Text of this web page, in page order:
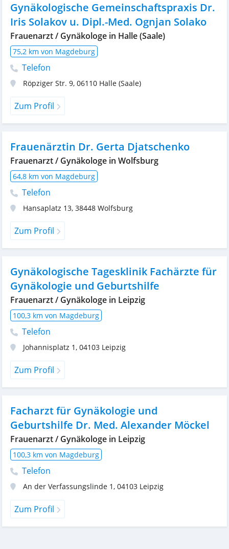
Gynäkologische Gemeinschaftspraxis Dr.
Iris Solakov u. Dipl.-Med. Ognjan Solako
Frauenarzt / Gynäkologe in Halle (Saale)
75,2 km von Magdeburg
Telefon
Röpziger Str. 9, 06110 Halle (Saale)
Zum Profil
Frauenärztin Dr. Gerta Djatschenko
Frauenarzt / Gynäkologe in Wolfsburg
64,8 km von Magdeburg
Telefon
Hansaplatz 13, 38448 Wolfsburg
Zum Profil
Gynäkologische Tagesklinik Fachärzte für
Gynäkologie und Geburtshilfe
Frauenarzt / Gynäkologe in Leipzig
100,3 km von Magdeburg
Telefon
Johannisplatz 1, 04103 Leipzig
Zum Profil
Facharzt für Gynäkologie und
Geburtshilfe Dr. Med. Alexander Möckel
Frauenarzt / Gynäkologe in Leipzig
100,3 km von Magdeburg
Telefon
An der Verfassungslinde 1, 04103 Leipzig
Zum Profil